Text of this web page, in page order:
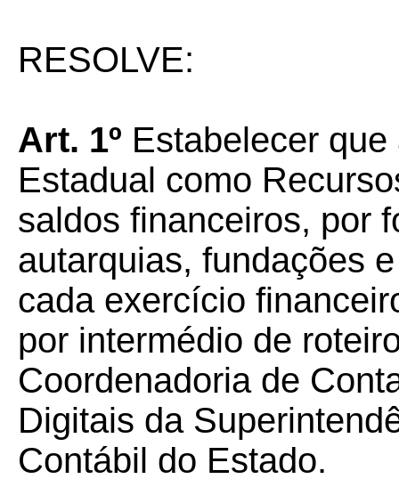
RESOLVE:
Art. 1º Estabelecer
Estadual como
saldos financeiros, por
autarquias, fundações
cada exercício
por intermédio de
Coordenadoria de
Digitais da
Contábil do Estado.